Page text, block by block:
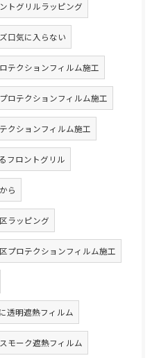
トグリルラッピング
口気に入らない
テクションフィルム施工
ロテクションフィルム施工
クションフィルム施工
フロントグリル
ら
ラッピング
プロテクションフィルム施工
透明遮熱フィルム
モーク遮熱フィルム